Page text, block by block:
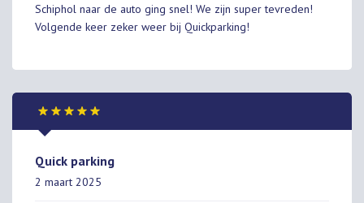
Schiphol naar de auto ging snel! We zijn super tevreden!
Volgende keer zeker weer bij Quickparking!
Quick parking
2 maart 2025